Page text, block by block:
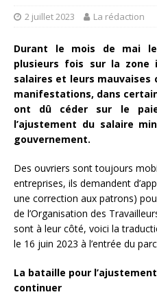
2 juillet 2023 La rédaction
Durant le mois de mai
plusieurs fois sur la zone
salaires et leurs mauvaises
manifestations, dans
ont dû céder sur le
l’ajustement du salaire
gouvernement.
Des ouvriers sont toujours
entreprises, ils demandent
une correction aux patrons)
de l’Organisation des
sont à leur côté, voici la
le 16 juin 2023 à l’entrée du
La bataille pour
continuer